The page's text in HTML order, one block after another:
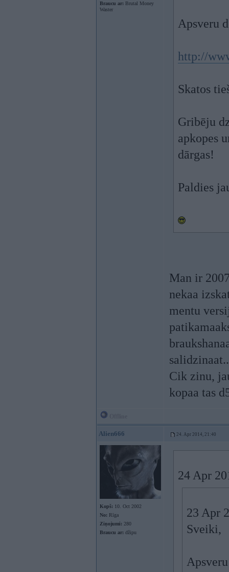
Braucu ar: Brutal Money
Waster
Apsveru
http://
Skatos
Gribēju
apkopes
dārgas!
Paldies
Man ir
nekaa
mentu
Cik zinu,
kopaa tas
Alien666 24. Apr 2014, 21:40
Kopš: 10. Oct 2002
No: Rīga
Ziņojumi: 280
Braucu ar: džipu
24 Apr
23 Apr
Sveiki,